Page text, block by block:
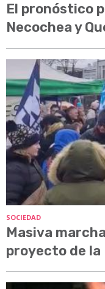
El pronóstico
Necochea y
SOCIEDAD
Masiva
proyecto de la